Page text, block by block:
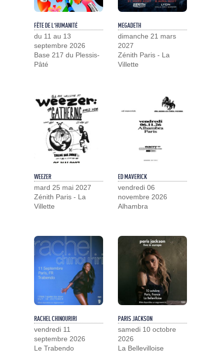
FÊTE DE L'HUMANITÉ
du 11 au 13
septembre 2026
Base 217 du Plessis-
Pâté
MEGADETH
dimanche 21 mars
2027
Zénith Paris - La
Villette
WEEZER
mard 25 mai 2027
Zénith Paris - La
Villette
ED MAVERICK
vendredi 06
novembre 2026
Alhambra
RACHEL CHINOURIRI
vendredi 11
septembre 2026
Le Trabendo
PARIS JACKSON
samedi 10 octobre
2026
La Bellevilloise